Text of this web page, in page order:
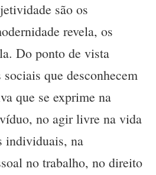
são os
revela, os
Do ponto de vista
que desconhecem
que se exprime na
no agir livre na vida
individuais, na
no trabalho, no direito